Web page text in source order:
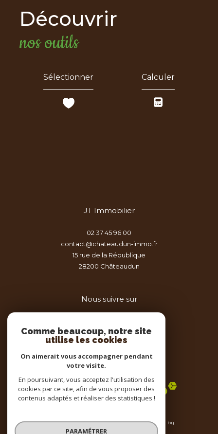
découvrir
nos outils
Sélectionner Calculer
JT Immobilier
02 37 45 96 00
contact@chateaudun-immo.fr
15 rue de la République
28200
châteaudun
Nous suivre sur
Adhérents
© 2026 | Tous droits réservés | Traduction powered by
Google |
Comme beaucoup, notre site
utilise les cookies
On aimerait vous accompagner pendant
votre visite.
En poursuivant, vous acceptez l'utilisation des
cookies par ce site, afin de vous proposer des
contenus adaptés et réaliser des statistiques !
PARAMÉTRER